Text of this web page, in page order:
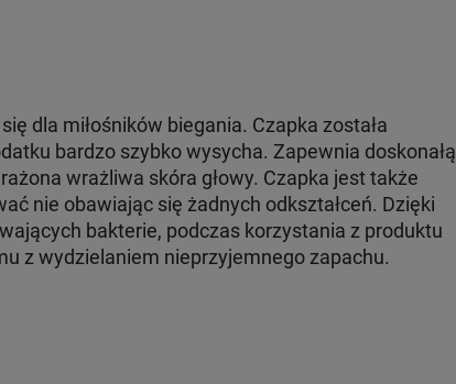
dla miłośników biegania. Czapka została
bardzo szybko wysycha. Zapewnia doskonałą
wrażliwa skóra głowy. Czapka jest także
nie obawiając się żadnych odkształceń. Dzięki
bakterie, podczas korzystania z produktu
z wydzielaniem nieprzyjemnego zapachu.